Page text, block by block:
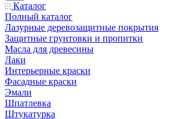
Каталог
Полный каталог
Лазурные деревозащитные покрытия
Защитные грунтовки и пропитки
Масла для древесины
Лаки
Интерьерные краски
Фасадные краски
Эмали
Шпатлевка
Штукатурка